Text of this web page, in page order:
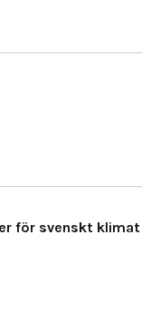
för svenskt klimat